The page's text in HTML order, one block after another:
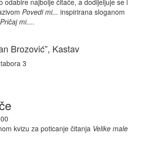
Povedi mi... inspirirana sloganom
Pričaj mi....
Brozović”, Kastav
3
kvizu za poticanje čitanja Velike male